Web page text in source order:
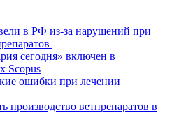
в РФ из-за нарушений при
сегодня» включен в
Scopus
ошибки при лечении
производство ветпрепаратов в